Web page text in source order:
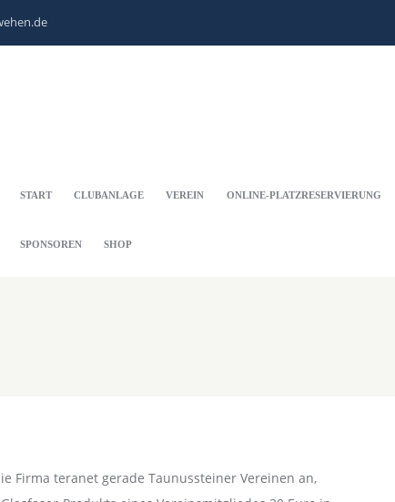
START CLUBANLAGE VEREIN ONLINE-PLATZRESERVIERUNG
SPONSOREN SHOP
Firma teranet gerade Taunussteiner Vereinen an,